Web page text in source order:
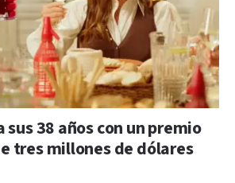
sus 38 años con un premio
tres millones de dólares